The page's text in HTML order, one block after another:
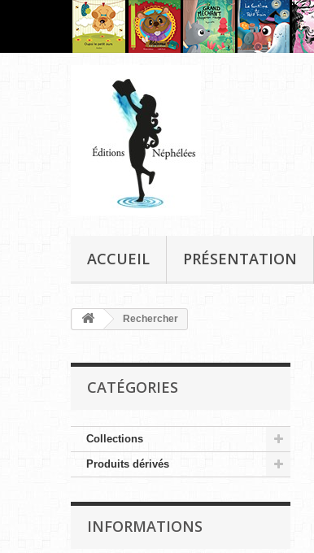
ACCUEIL PRÉSENTATION
Rechercher
CATÉGORIES
Collections
Produits dérivés
INFORMATIONS